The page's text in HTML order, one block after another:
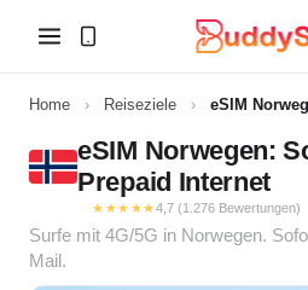
Home › Reiseziele › eSIM
eSIM Norwegen:
Prepaid Internet
★★★★★4,7 (1.276 Bewertungen)
Surfe mit 4G/5G in Norwegen.
Mail.